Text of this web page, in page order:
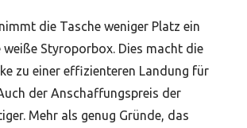
die Tasche weniger Platz ein
weiße Styroporbox. Dies macht die
zu einer effizienteren Landung für
der Anschaffungspreis der
Mehr als genug Gründe, das